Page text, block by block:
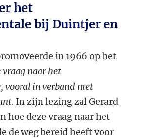
het
bij Duintjer en
in 1966 op het
vraag naar het
vooral in verband met
. In zijn lezing zal Gerard
hoe deze vraag naar het
de weg bereid heeft voor